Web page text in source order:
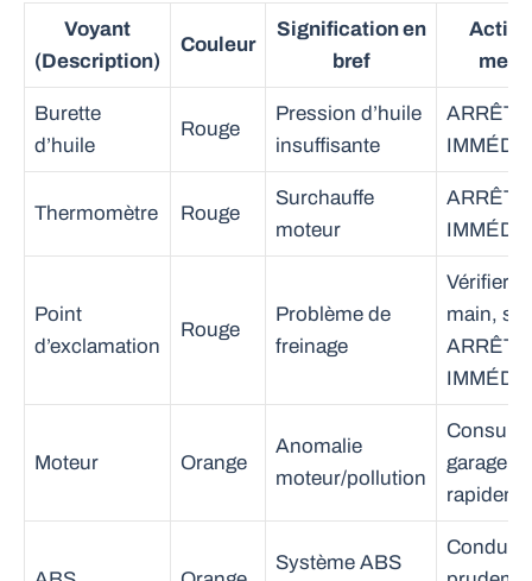
Voyant
(Description)
Couleur
Signification en
bref
Burette
d’huile
Rouge
Pression d’huile
insuffisante
ARRÊT
Thermomètre Rouge
Surchauffe
moteur
ARRÊT
Point
d’exclamation
Rouge
Problème de
freinage
Vérifier
main,
ARRÊT
Moteur Orange
Anomalie
moteur/pollution
garage
Système ABS
Conduire